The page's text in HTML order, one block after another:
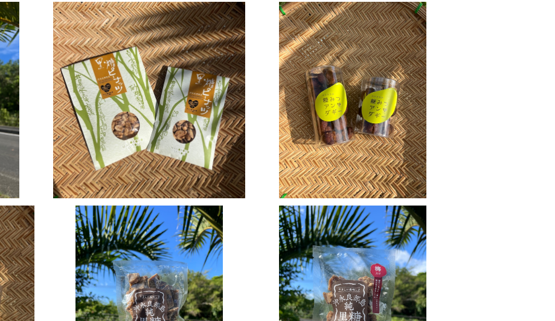
黒糖ピーナッツ 小(50g)
¥300
糖蜜アンダギー 大(180g)
¥800
純黒糖 150g
¥500
純黒糖 梅入り130g
¥500